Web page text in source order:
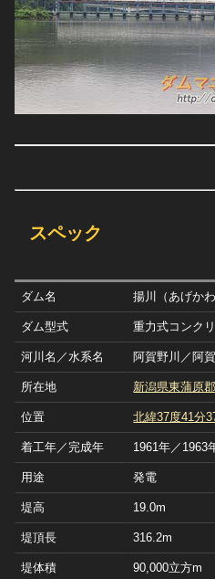
スペック
ダム名 揚川（あげか
ダム型式 重力式コンク
河川名／水系名 阿賀野川／阿
所在地 新潟県東蒲原
位置 北緯37度41分
着工年／完成年 1961年／1963
用途 発電
堤高 19.0m
堤頂長 316.2m
堤体積 90,000立方m